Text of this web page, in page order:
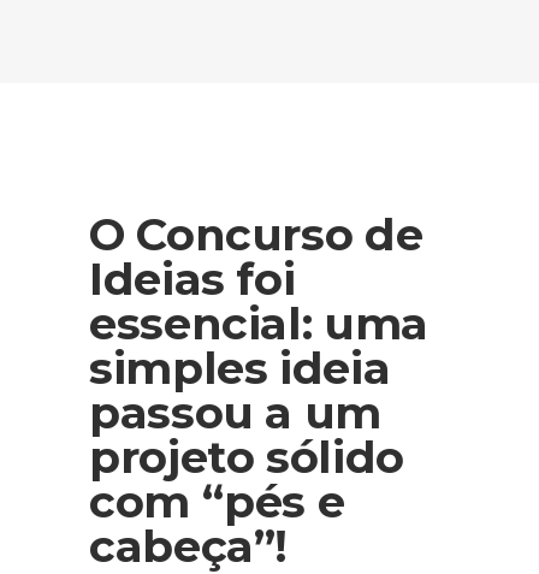
O Concurso de
Ideias foi
essencial: uma
simples ideia
passou a um
projeto sólido
com “pés e
cabeça”!